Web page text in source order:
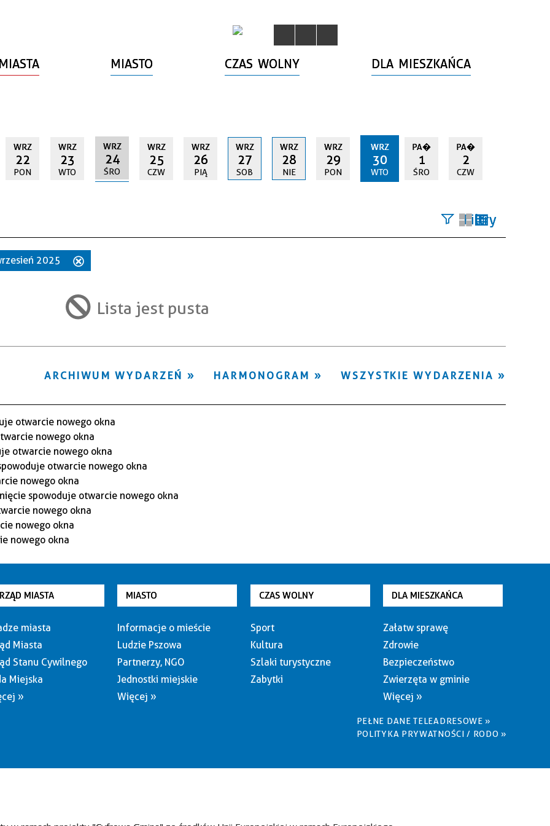
MIASTO CZAS WOLNY DLA MIESZKAŃCA
WRZ
22
PON
WRZ
23
WTO
WRZ
24
ŚRO
WRZ
25
CZW
WRZ
26
PIĄ
WRZ
27
SOB
WRZ
28
NIE
WRZ
29
PON
WRZ
30
WTO
PA�
1
ŚRO
PA�
2
CZW
Filtry
Miejsce
2025
filtr
Lista jest pusta
WSZYSTKIE WYDARZENIA
HARMONOGRAM
ARCHIWUM WYDARZEŃ
MIASTA
miasta
Miasta
Stanu Cywilnego
Miejska
»
MIASTO
Informacje o mieście
Ludzie Pszowa
Partnerzy, NGO
Jednostki miejskie
Więcej »
CZAS WOLNY
Sport
Kultura
Szlaki turystyczne
Zabytki
DLA MIESZKAŃCA
Załatw sprawę
Zdrowie
Bezpieczeństwo
Zwierzęta w gminie
Więcej »
PEŁNE DANE TELEADRESOWE »
POLITYKA PRYWATNOŚCI / RODO »